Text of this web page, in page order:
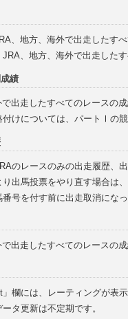
、地方、海外で出走したす
JRA、地方、海外で出走した
績
出走したすべてのレースの
付けについては、パートⅠの
のレースのみの出走履歴、
り出馬投票をやり直す場合は
番号を付す前に出走取消にな
出走したすべてのレースの
欄には、レーティングが表
タ更新は不定期です。